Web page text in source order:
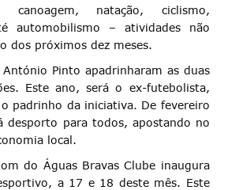
canoagem, natação, ciclismo,
automobilismo – atividades não
dos próximos dez meses.
António Pinto apadrinharam as duas
Este ano, será o ex-futebolista,
padrinho da iniciativa. De fevereiro
desporto para todos, apostando no
local.
do Águas Bravas Clube inaugura
a 17 e 18 deste mês. Este